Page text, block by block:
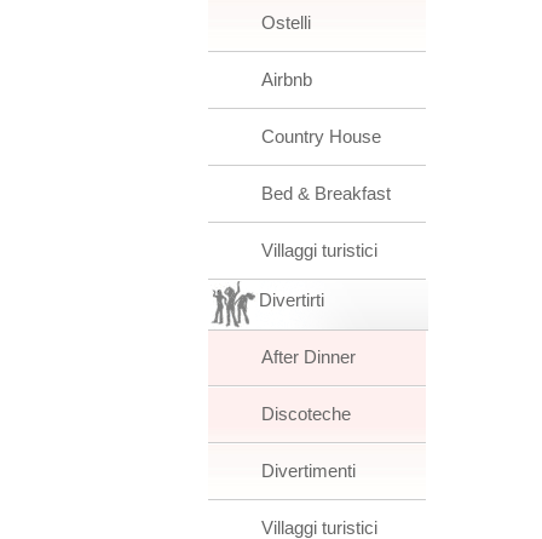
Ostelli
Airbnb
Country House
Bed & Breakfast
Villaggi turistici
Divertirti
After Dinner
Discoteche
Divertimenti
Villaggi turistici